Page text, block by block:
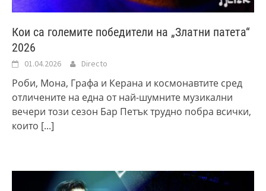
Кои са големите победители на „Златни патета“
2026
01.04.2026 Directo
Роби, Мона, Графа и Керана и космонавтите сред
отличените на една от най-шумните музикални
вечери този сезон Бар Петък трудно побра всички,
които [...]